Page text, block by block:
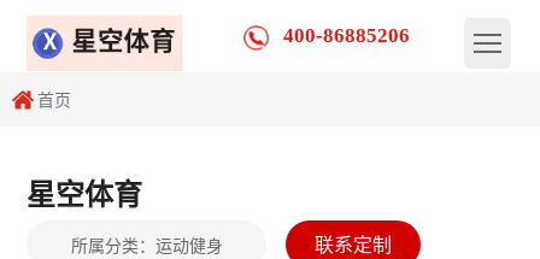
400-86885206
首页
星空体育
所属分类： 运动健身 联系定制